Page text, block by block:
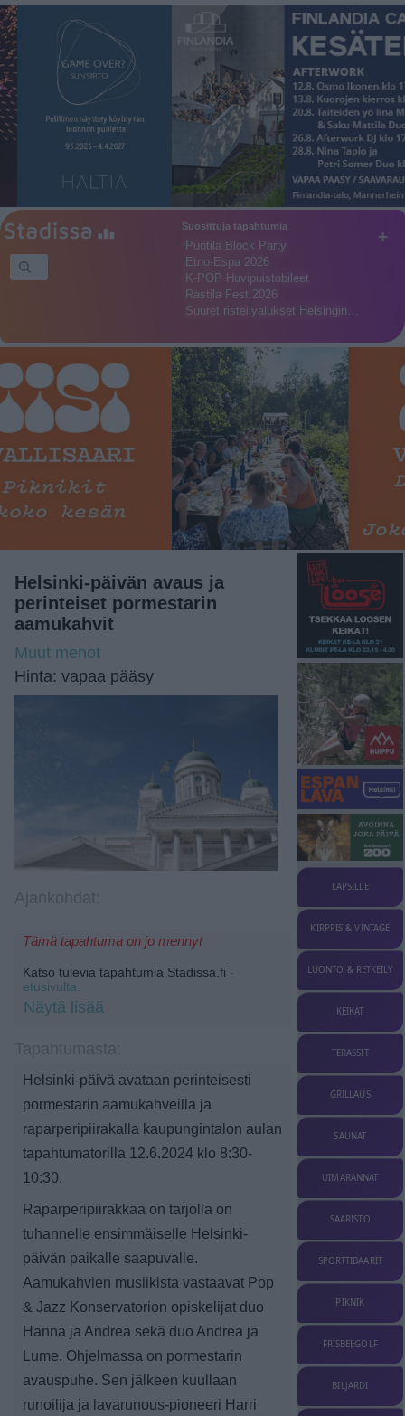
+
Suosittuja tapahtumia
Puotila Block Party
Etno-Espa 2026
K-POP Huvipuistobileet
Rastila Fest 2026
Suuret risteilyalukset Helsingin…
Helsinki-päivän avaus ja
perinteiset pormestarin
aamukahvit
Muut menot
Hinta: vapaa pääsy
Tämä tapahtuma on jo mennyt
Katso tulevia tapahtumia Stadissa.fi -
etusivulta.
Näytä lisää
Helsinki-päivä avataan perinteisesti
pormestarin aamukahveilla ja
raparperipiirakalla kaupungintalon aulan
tapahtumatorilla 12.6.2024 klo 8:30-
10:30.
Raparperipiirakkaa on tarjolla on
tuhannelle ensimmäiselle Helsinki-
päivän paikalle saapuvalle.
Aamukahvien musiikista vastaavat Pop
& Jazz Konservatorion opiskelijat duo
Hanna ja Andrea sekä duo Andrea ja
Lume. Ohjelmassa on pormestarin
avauspuhe. Sen jälkeen kuullaan
runoilija ja lavarunous-pioneeri Harri
LAPSILLE
KIRPPIS & VINTAGE
LUONTO & RETKEILY
KEIKAT
TERASSIT
GRILLAUS
SAUNAT
UIMARANNAT
SAARISTO
SPORTTIBAARIT
PIKNIK
FRISBEEGOLF
BILJARDI